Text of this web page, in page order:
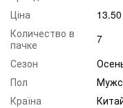
Ціна
13.50
Количество в
пачке
7
Сезон
Пол
Країна